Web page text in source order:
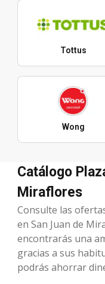
Tottus
Wong
Catálogo
Miraflores
Consulte las
en San Juan de
encontrarás una
gracias a sus
podrás ahorrar